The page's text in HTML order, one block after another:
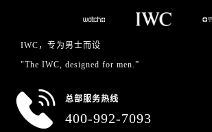
IWC，专为男士而设
"The IWC, designed for men.”
总部服务热线
400-992-7093